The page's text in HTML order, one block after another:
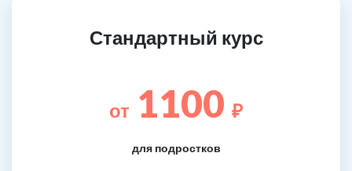
Стандартный курс
от 1100 ₽
для подростков